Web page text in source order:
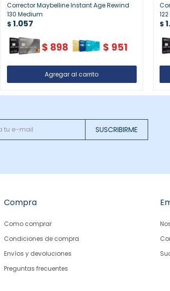
Corrector Maybelline Instant Age Rewind
130 Medium
$ 1.057
$ 898 $ 951
$
SUSCRIBIRME
Compra
Como comprar
Condiciones de compra
Envíos y devoluciones
Preguntas frecuentes